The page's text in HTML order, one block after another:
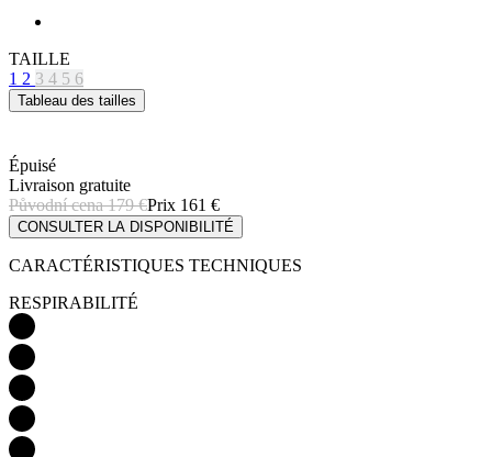
TAILLE
1 2 3 4 5 6
Tableau des tailles
Épuisé
Livraison gratuite
Prix 161 €
Původní cena179 €
CONSULTER LA DISPONIBILITÉ
CARACTÉRISTIQUES TECHNIQUES
RESPIRABILITÉ